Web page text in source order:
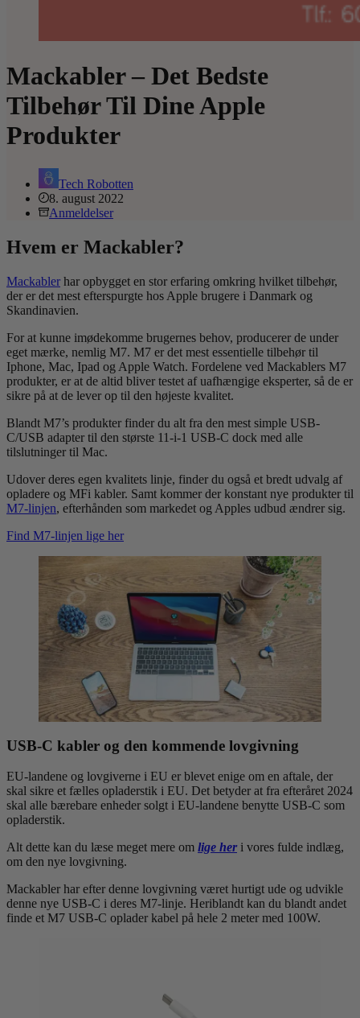
Mackabler – Det Bedste
Tilbehør Til Dine Apple
Produkter
Tech Robotten
8. august 2022
Anmeldelser
Hvem er Mackabler?
Mackabler har opbygget en stor erfaring omkring hvilket tilbehør,
der er det mest efterspurgte hos Apple brugere i Danmark og
Skandinavien.
For at kunne imødekomme brugernes behov, producerer de under
eget mærke, nemlig M7. M7 er det mest essentielle tilbehør til
Iphone, Mac, Ipad og Apple Watch. Fordelene ved Mackablers M7
produkter, er at de altid bliver testet af uafhængige eksperter, så de er
sikre på at de lever op til den højeste kvalitet.
Blandt M7’s produkter finder du alt fra den mest simple USB-
C/USB adapter til den største 11-i-1 USB-C dock med alle
tilslutninger til Mac.
Udover deres egen kvalitets linje, finder du også et bredt udvalg af
opladere og MFi kabler. Samt kommer der konstant nye produkter til
M7-linjen, efterhånden som markedet og Apples udbud ændrer sig.
Find M7-linjen lige her
USB-C kabler og den kommende lovgivning
EU-landene og lovgiverne i EU er blevet enige om en aftale, der
skal sikre et fælles opladerstik i EU. Det betyder at fra efteråret 2024
skal alle bærebare enheder solgt i EU-landene benytte USB-C som
opladerstik.
Alt dette kan du læse meget mere om lige heri vores fulde indlæg,
om den nye lovgivning.
Mackabler har efter denne lovgivning været hurtigt ude og udvikle
denne nye USB-C i deres M7-linje. Heriblandt kan du blandt andet
finde et M7 USB-C oplader kabel på hele 2 meter med 100W.